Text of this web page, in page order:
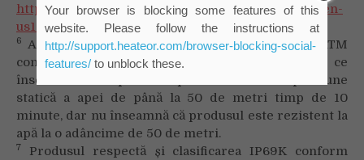
https://consumer.huawei.com/en/support/content/en-
us16014632/
6
Acest produs respectă rezistența la apă de 5 ATM
conform standardului ISO 22810:2010, ceea ce
înseamnă că dispozitivul poate rezista la o presiune
statică a apei de până la 50 de metri timp de 10
minute, dar nu înseamnă că produsul este rezistent la
apă la o adâncime de 50 de metri.
7
Produsul respectă și clasificarea IP69K conform
Your browser is blocking some features of this
website. Please follow the instructions at
http://support.heateor.com/browser-blocking-social-
features/to unblock these.